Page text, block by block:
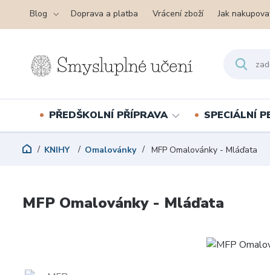
Blog Doprava a platba Vrácení zboží Jak
PŘEDŠKOLNÍ PŘÍPRAVA SPECIÁLNÍ
KNIHY Omalovánky MFP Omalovánky - Mláďata
MFP Omalovánky - Mláďata